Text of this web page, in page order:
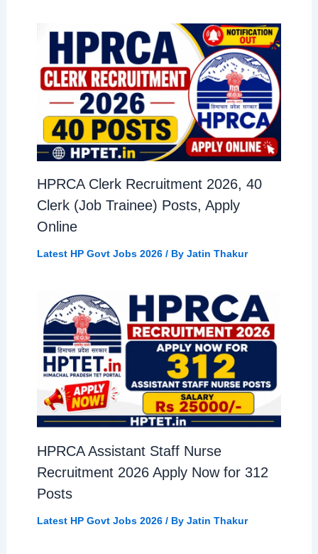
HPRCA Clerk Recruitment 2026, 40
Clerk (Job Trainee) Posts, Apply
Online
Latest HP Govt Jobs 2026/ By Jatin Thakur
HPRCA Assistant Staff Nurse
Recruitment 2026 Apply Now for 312
Posts
Latest HP Govt Jobs 2026/ By Jatin Thakur